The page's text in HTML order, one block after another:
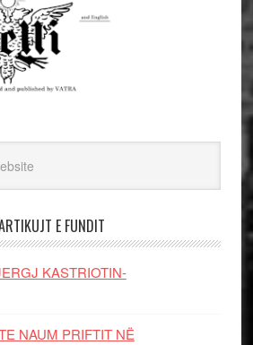
E FUNDIT
KASTRIOTIN-
NAUM PRIFTIT NË